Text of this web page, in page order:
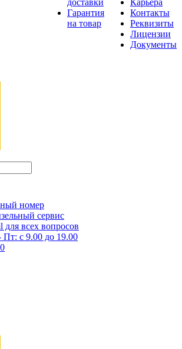
доставки
Гарантия
на товар
Карьера
Контакты
Реквизиты
Лицензии
Документы
номер
сервис
для всех вопросов
с 9.00 до 19.00